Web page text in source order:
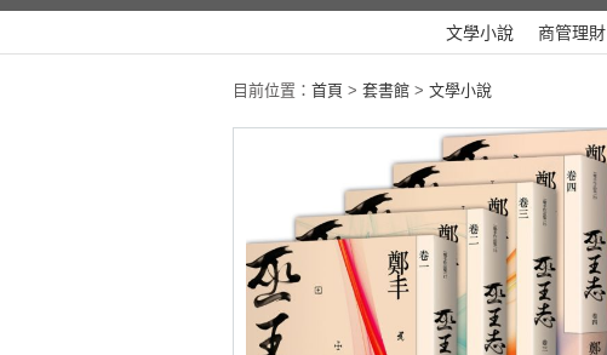
文學小說 商管理財
目前位置： 首頁 > 套書館 > 文學小說